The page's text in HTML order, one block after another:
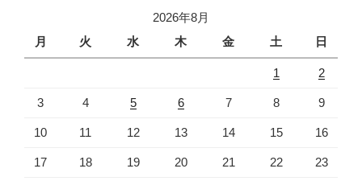
2026年8月
月
火 水 木 金 土 日
1 2
3 4 5 6 7 8 9
10 11 12 13 14 15 16
17 18 19 20 21 22 23